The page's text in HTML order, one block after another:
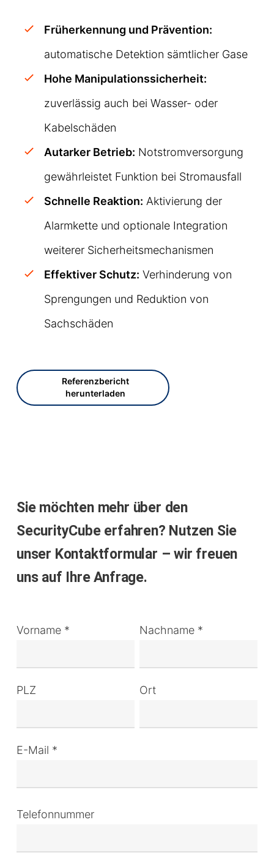
Früherkennung und Prävention:
automatische Detektion sämtlicher Gase
Hohe Manipulationssicherheit:
zuverlässig auch bei Wasser- oder
Kabelschäden
Autarker Betrieb: Notstromversorgung
gewährleistet Funktion bei Stromausfall
Schnelle Reaktion: Aktivierung der
Alarmkette und optionale Integration
weiterer Sicherheitsmechanismen
Effektiver Schutz: Verhinderung von
Sprengungen und Reduktion von
Sachschäden
Referenzbericht
herunterladen
Sie möchten mehr über den
SecurityCube erfahren? Nutzen Sie
unser Kontaktformular – wir freuen
uns auf Ihre Anfrage.
Vorname * Nachname *
PLZ Ort
E-Mail *
Telefonnummer